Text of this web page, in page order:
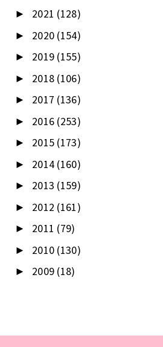
► 2021 (128)
► 2020 (154)
► 2019 (155)
► 2018 (106)
► 2017 (136)
► 2016 (253)
► 2015 (173)
► 2014 (160)
► 2013 (159)
► 2012 (161)
► 2011 (79)
► 2010 (130)
► 2009 (18)